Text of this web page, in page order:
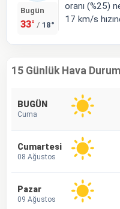
Bugün
33° / 18°
oranı (%25)
17 km/s
15 Günlük Hava
BUGÜN
Cuma
Cumartesi
08 Ağustos
Pazar
09 Ağustos